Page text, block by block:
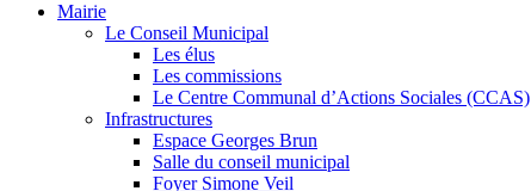
Mairie
Le Conseil Municipal
Les élus
Les commissions
Le Centre Communal d’Actions Sociales (CCAS)
Infrastructures
Espace Georges Brun
Salle du conseil municipal
Foyer Simone Veil